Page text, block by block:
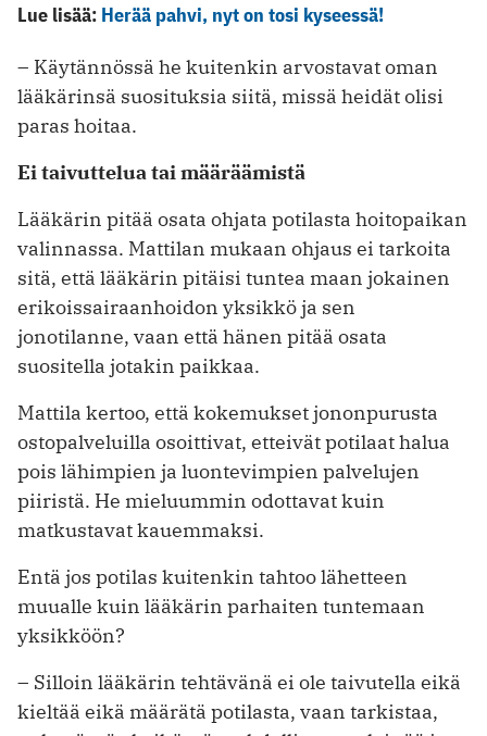
Lue lisää: Herää pahvi, nyt on tosi kyseessä!
– Käytännössä he kuitenkin arvostavat oman
lääkärinsä suosituksia siitä, missä heidät olisi
paras hoitaa.
Ei taivuttelua tai määräämistä
Lääkärin pitää osata ohjata potilasta hoitopaikan
valinnassa. Mattilan mukaan ohjaus ei tarkoita
sitä, että lääkärin pitäisi tuntea maan jokainen
erikoissairaanhoidon yksikkö ja sen
jonotilanne, vaan että hänen pitää osata
suositella ­jotakin paikkaa.
Mattila kertoo, että kokemukset jononpurusta
ostopalveluilla osoittivat, etteivät potilaat halua
pois lähimpien ja luontevimpien palvelujen
piiristä. He mieluummin odottavat kuin
matkustavat kauemmaksi.
Entä jos potilas kuitenkin tahtoo lähetteen
muualle kuin lääkärin parhaiten tuntemaan
yksikköön?
– Silloin lääkärin tehtävänä ei ole taivutella eikä
kieltää eikä mää­rätä potilasta, vaan tarkistaa,